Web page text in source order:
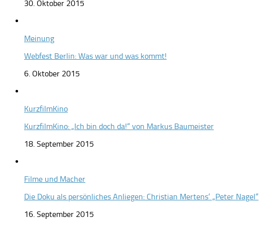
30. Oktober 2015
Meinung
Webfest Berlin: Was war und was kommt!
6. Oktober 2015
KurzfilmKino
KurzfilmKino: „Ich bin doch da!“ von Markus Baumeister
18. September 2015
Filme und Macher
Die Doku als persönliches Anliegen: Christian Mertens‘ „Peter Nagel“
16. September 2015